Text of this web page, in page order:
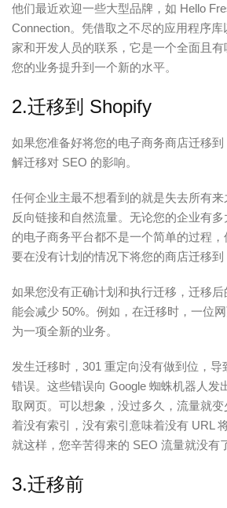
他们最近欢迎一些大型品牌，如 Hello
Connection。凭借取之不尽的应用程序
家和开发人员的联系，它是一个全面且
您的业务提升到一个新的水平。
2.迁移到 Shopify
如果您准备好将您的电子商务商店迁移到
解迁移对 SEO 的影响。
任何企业主最不想看到的就是失去所有来
反向链接和自然流量。无论您的企业有
的电子商务平台都不是一个简单的过程
要在没有计划的情况下将您的商店迁移到
如果您没有正确计划和执行迁移，迁移
能会减少 50%。例如，在迁移时，一位
为一项全新的业务。
发生迁移时，301 重定向没有做到位，导
错误。这些错误向 Google 蜘蛛机器人发
取网页。可以想象，没过多久，流量就
着没有索引，没有索引意味着没有 URL
就这样，您辛苦得来的 SEO 流量就没有
3.迁移前